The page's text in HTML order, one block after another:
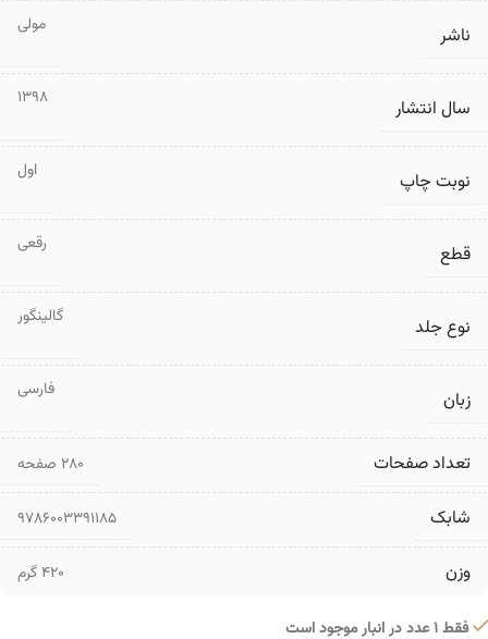
ناشر مولی
سال انتشار 1398
نوبت چاپ اول
قطع رقعی
نوع جلد گالینگور
زبان فارسی
تعداد صفحات ۲۸۰ صفحه
شابک 9786003391185
وزن 420 گرم
فقط 1 عدد در انبار موجود است